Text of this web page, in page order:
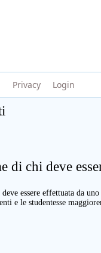
Privacy Login
di chi deve
essere effettuata da
e le studentesse